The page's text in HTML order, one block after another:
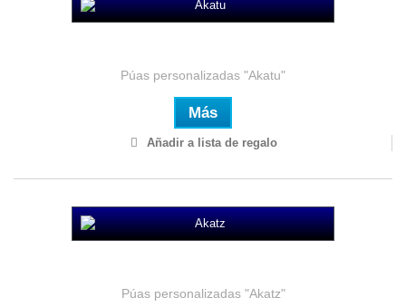
Púas personalizadas "Akatu"
Más
Añadir a lista de regalo
Púas personalizadas "Akatz"